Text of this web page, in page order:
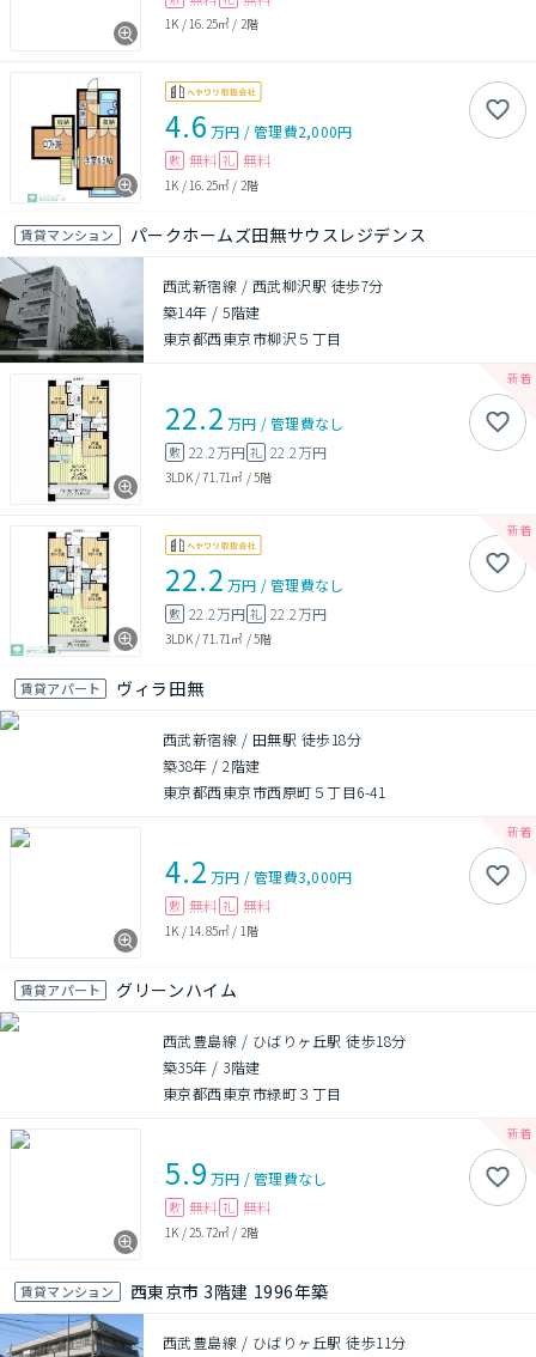
1K / 16.25㎡ / 2階
4.6 万円 /管理費2,000円
敷 無料 礼 無料
1K /16.25㎡ / 2階
賃貸マンション パークホームズ田無サウスレジデンス
西武新宿線 / 西武柳沢駅 徒歩7分
築14年 /5階建
東京都西東京市柳沢５丁目
22.2 万円 /管理費なし
敷 22.2万円 礼 22.2万円
3LDK/71.71㎡ /5階
22.2 万円 /管理費なし
敷 22.2万円 礼 22.2万円
3LDK/71.71㎡ /5階
賃貸アパート ヴィラ田無
西武新宿線 / 田無駅 徒歩18分
築38年 /2階建
東京都西東京市西原町５丁目6-41
4.2 万円 /管理費3,000円
敷 無料 礼 無料
1K / 14.85㎡ / 1階
賃貸アパート グリーンハイム
西武豊島線 / ひばりヶ丘駅 徒歩18分
築35年 / 3階建
東京都西東京市緑町３丁目
5.9 万円 /管理費なし
敷 無料 礼 無料
1K / 25.72㎡ / 2階
賃貸マンション 西東京市 3階建 1996年築
西武豊島線 / ひばりヶ丘駅 徒歩11分